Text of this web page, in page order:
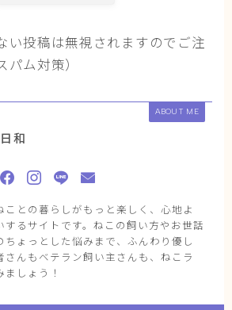
い投稿は無視されますのでご注
ム対策）
ABOUT ME
和
ことの暮らしがもっと楽しく、心地よ
するサイトです。ねこの飼い方やお世話
ちょっとした悩みまで、ふんわり優し
んもベテラン飼い主さんも、ねこラ
しょう！